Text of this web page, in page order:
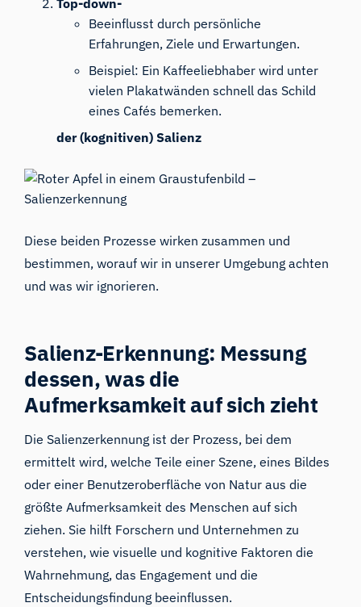
Top-down-
Beeinflusst durch persönliche
Erfahrungen, Ziele und Erwartungen.
Beispiel: Ein Kaffeeliebhaber wird unter
vielen Plakatwänden schnell das Schild
eines Cafés bemerken.
der (kognitiven) Salienz
Diese beiden Prozesse wirken zusammen und
bestimmen, worauf wir in unserer Umgebung achten
und was wir ignorieren.
Salienz-Erkennung: Messung
dessen, was die
Aufmerksamkeit auf sich zieht
Die Salienzerkennung ist der Prozess, bei dem
ermittelt wird, welche Teile einer Szene, eines Bildes
oder einer Benutzeroberfläche von Natur aus die
größte Aufmerksamkeit des Menschen auf sich
ziehen. Sie hilft Forschern und Unternehmen zu
verstehen, wie visuelle und kognitive Faktoren die
Wahrnehmung, das Engagement und die
Entscheidungsfindung beeinflussen.